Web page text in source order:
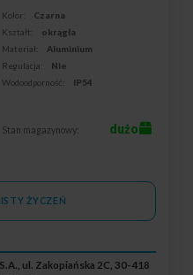
Kolor:
Czarna
Kształt:
okrągła
Materiał:
Aluminium
Regulacja:
Nie
Wodoodporność:
IP54
Stan magazynowy: dużo
ŻYCZEŃ
ul. Zakopiańska 2C, 30-418